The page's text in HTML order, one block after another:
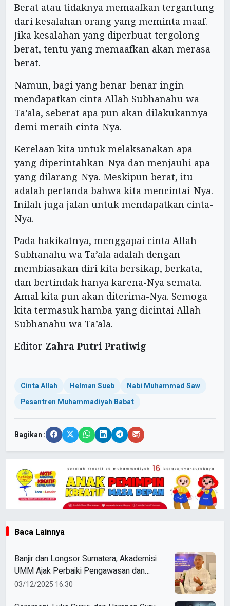
Berat atau tidaknya memaafkan tergantung
dari kesalahan orang yang meminta maaf.
Jika kesalahan yang diperbuat tergolong
berat, tentu yang memaafkan akan merasa
berat.
Namun, bagi yang benar-benar ingin
mendapatkan cinta Allah Subhanahu wa
Ta’ala, seberat apa pun akan dilakukannya
demi meraih cinta-Nya.
Kerelaan kita untuk melaksanakan apa
yang diperintahkan-Nya dan menjauhi apa
yang dilarang-Nya. Meskipun berat, itu
adalah pertanda bahwa kita mencintai-Nya.
Inilah juga jalan untuk mendapatkan cinta-
Nya.
Pada hakikatnya, menggapai cinta Allah
Subhanahu wa Ta’ala adalah dengan
membiasakan diri kita bersikap, berkata,
dan bertindak hanya karena-Nya semata.
Amal kita pun akan diterima-Nya. Semoga
kita termasuk hamba yang dicintai Allah
Subhanahu wa Ta’ala.
Editor Zahra Putri Pratiwig
Cinta Allah Helman Sueb
Nabi Muhammad Saw
Pesantren Muhammadiyah Babat
Bagikan :
Baca Lainnya
Banjir dan Longsor Sumatera, Akademisi
UMM Ajak Perbaiki Pengawasan dan
Ketaatan Hukum
03/12/2025 16:30